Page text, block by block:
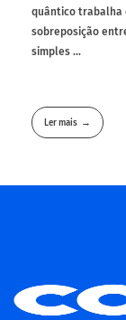
quântico trabalha
sobreposição
simples ...
Ler mais